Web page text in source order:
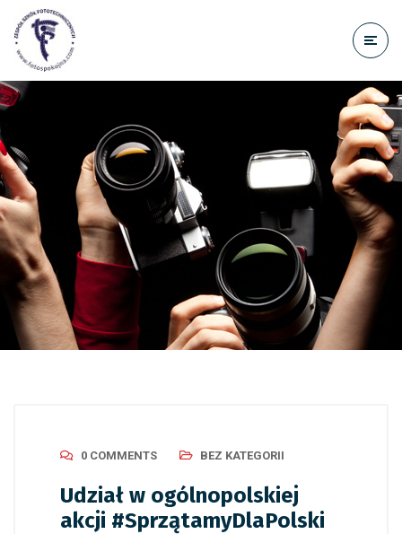
treści
0 COMMENTS BEZ KATEGORII
Udział w ogólnopolskiej
akcji #SprzątamyDlaPolski